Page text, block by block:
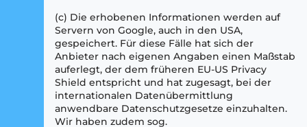
(c) Die erhobenen Informationen werden auf
Servern von Google, auch in den USA,
gespeichert. Für diese Fälle hat sich der
Anbieter nach eigenen Angaben einen Maßstab
auferlegt, der dem früheren EU-US Privacy
Shield entspricht und hat zugesagt, bei der
internationalen Datenübermittlung
anwendbare Datenschutzgesetze einzuhalten.
Wir haben zudem sog.